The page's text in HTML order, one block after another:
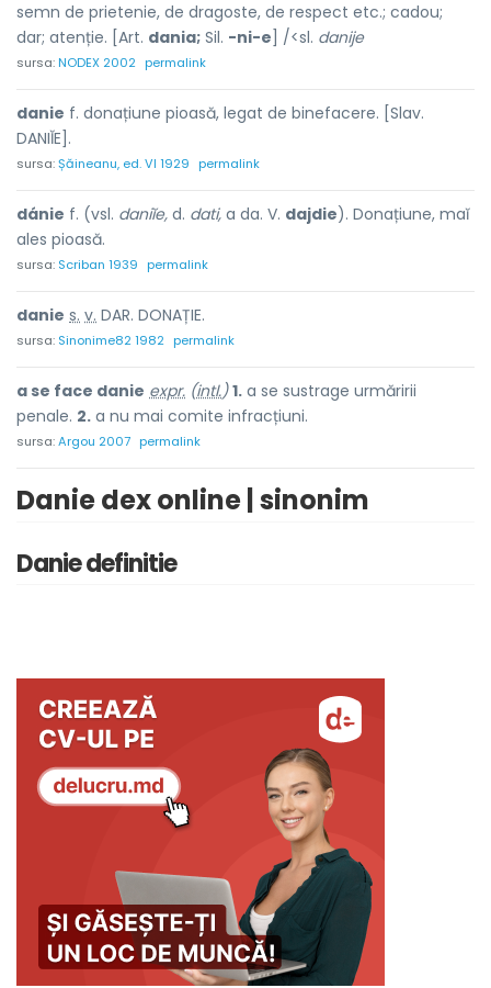
semn de prietenie, de dragoste, de respect etc.; cadou;
dar; atenție. [Art. dania; Sil. -ni-e ] /<sl. danije
sursa:NODEX 2002 permalink
danie f. donațiune pioasă, legat de binefacere. [Slav.
DANIĬE].
sursa:Șăineanu, ed. VI 1929 permalink
dánie f. (vsl. daniĭe, d. dati, a da. V. dajdie). Donațiune, maĭ
ales pioasă.
sursa: Scriban 1939 permalink
danie s. v. DAR. DONAȚIE.
sursa: Sinonime82 1982 permalink
a se face danie expr. (intl.) 1. a se sustrage urmăririi
penale. 2. a nu mai comite infracțiuni.
sursa:Argou 2007 permalink
Danie dex online | sinonim
Danie definitie